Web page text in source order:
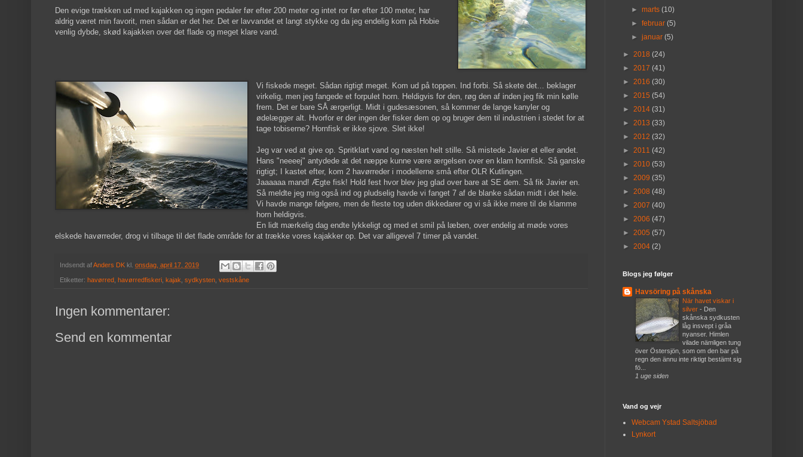
Den evige trækken ud med kajakken og ingen pedaler før efter 200 meter og intet ror før efter 100 meter, har
aldrig været min favorit, men sådan er det her. Det er lavvandet et langt stykke og da jeg endelig kom på Hobie
venlig dybde, skød kajakken over det flade og meget klare vand.
Vi fiskede meget. Sådan rigtigt meget. Kom ud på toppen. Ind forbi. Så skete det... beklager
virkelig, men jeg fangede et forpulet horn. Heldigvis for den, røg den af inden jeg fik min kølle
frem. Det er bare SÅ ærgerligt. Midt i gudesæsonen, så kommer de lange kanyler og
ødelægger alt. Hvorfor er der ingen der fisker dem op og bruger dem til industrien i stedet for at
tage tobiserne? Hornfisk er ikke sjove. Slet ikke!
Jeg var ved at give op. Spritklart vand og næsten helt stille. Så mistede Javier et eller andet.
Hans "neeeej" antydede at det næppe kunne være ærgelsen over en klam hornfisk. Så ganske
rigtigt; I kastet efter, kom 2 havørreder i modellerne små efter OLR Kutlingen.
Jaaaaaa mand! Ægte fisk! Hold fest hvor blev jeg glad over bare at SE dem. Så fik Javier en.
Så meldte jeg mig også ind og pludselig havde vi fanget 7 af de blanke sådan midt i det hele.
Vi havde mange følgere, men de fleste tog uden dikkedarer og vi så ikke mere til de klamme
horn heldigvis.
En lidt mærkelig dag endte lykkeligt og med et smil på læben, over endelig at møde vores
elskede havørreder, drog vi tilbage til det flade område for at trække vores kajakker op. Det var alligevel 7 timer på vandet.
Indsendt afAnders DK kl. onsdag, april 17, 2019
Etiketter: havørred havørredfiskeri kajak sydkysten vestskåne
Ingen kommentarer:
Send en kommentar
►marts(10)
►februar(5)
►januar(5)
► 2018 (24)
► 2017 (41)
► 2016 (30)
► 2015 (54)
► 2014 (31)
► 2013 (33)
► 2012 (32)
► 2011 (42)
► 2010 (53)
► 2009 (35)
► 2008 (48)
► 2007 (40)
► 2006 (47)
► 2005 (57)
► 2004 (2)
Blogs jeg følger
Havsöring på skånska
När havet viskar i
silver - Den
skånska sydkusten
låg insvept i gråa
nyanser. Himlen
vilade nämligen tung
över Östersjön, som om den bar på
regn den ännu inte riktigt bestämt sig
fö...
1 uge siden
Vand og vejr
Webcam Ystad Saltsjöbad
Lynkort